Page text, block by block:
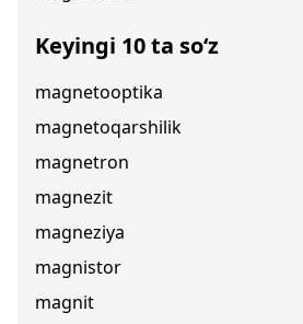
Keyingi 10 ta so‘z
magnetooptika
magnetoqarshilik
magnetron
magnezit
magneziya
magnistor
magnit